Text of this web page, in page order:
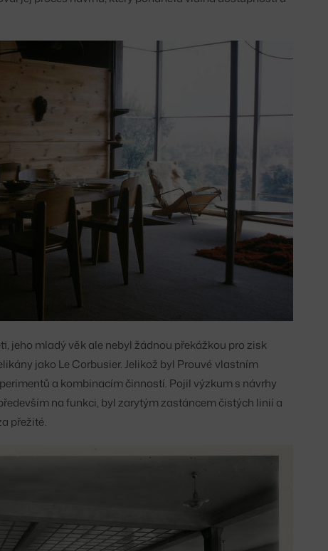
jeho mladý věk ale nebyl žádnou překážkou pro zisk
jako Le Corbusier. Jelikož byl Prouvé vlastním
a kombinacím činností. Pojil výzkum s návrhy
na funkci, byl zarytým zastáncem čistých linií a
přežité.